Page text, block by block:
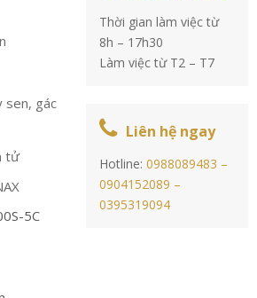
sen, gác
tử
5C
Thời gian làm việc từ
8h – 17h30
Làm việc từ T2 – T7
Liên hệ ngay
Hotline:0988089483 –
0904152089 –
0395319094